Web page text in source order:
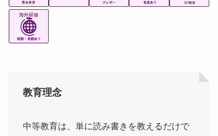
海外研修
教育理念
中等教育は、単に読み書きを教えるだけで